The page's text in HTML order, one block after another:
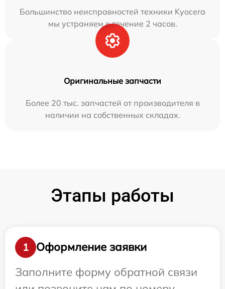
Большинство неисправностей техники Kyocera
мы устраняем в течение 2 часов.
Оригинальные запчасти
Более 20 тыс. запчастей от производителя в
наличии на собственных складах.
Этапы работы
1
Оформление заявки
Заполните форму обратной связи